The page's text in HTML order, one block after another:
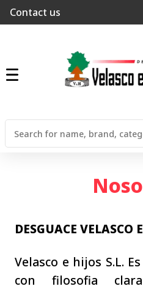
Contact us
DESGUACE VELASCO
Velasco e hijos S.L.
con filosofia